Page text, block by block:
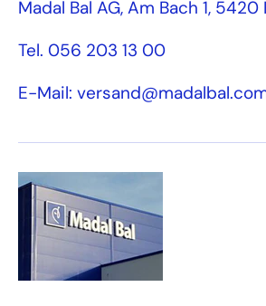
Madal Bal AG, Am Bach 1,
Tel. 056 203 13 00
E-Mail: